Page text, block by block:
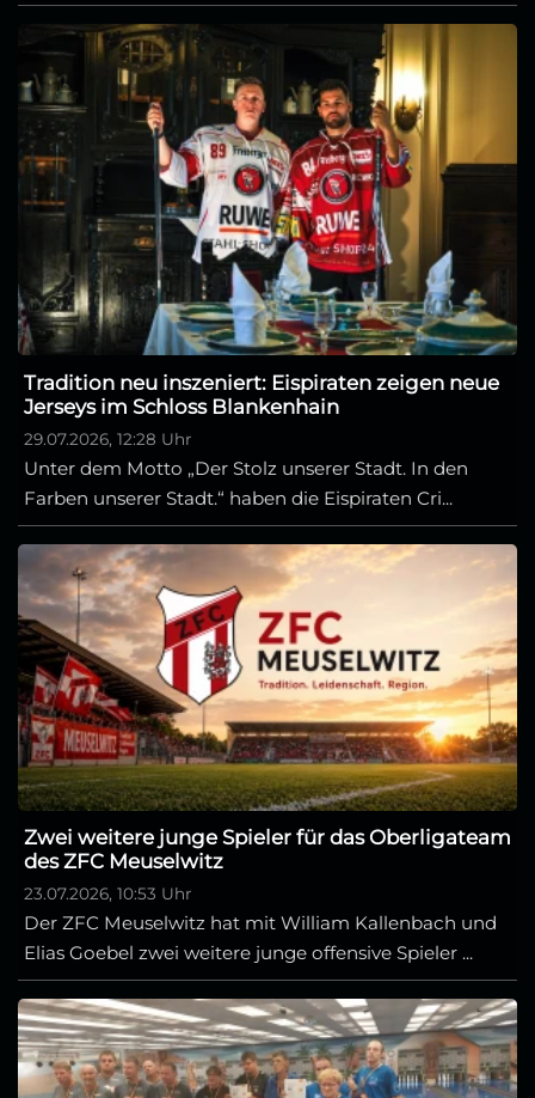
Tradition neu inszeniert: Eispiraten zeigen neue
Jerseys im Schloss Blankenhain
29.07.2026, 12:28 Uhr
Unter dem Motto „Der Stolz unserer Stadt. In den
Farben unserer Stadt.“ haben die Eispiraten Cri...
Zwei weitere junge Spieler für das Oberligateam
des ZFC Meuselwitz
23.07.2026, 10:53 Uhr
Der ZFC Meuselwitz hat mit William Kallenbach und
Elias Goebel zwei weitere junge offensive Spieler ...